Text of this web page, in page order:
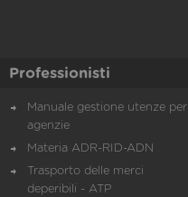
Professionisti
Manuale gestione utenze per
agenzie
Materia ADR-RID-ADN
Trasporto delle merci
deperibili - ATP